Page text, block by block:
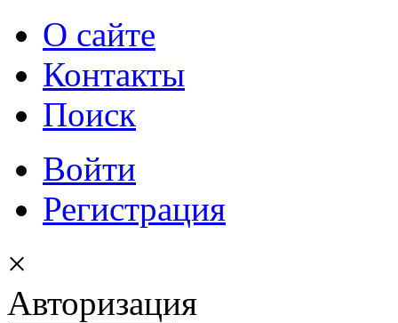
О сайте
Контакты
Поиск
Войти
Регистрация
×
Авторизация